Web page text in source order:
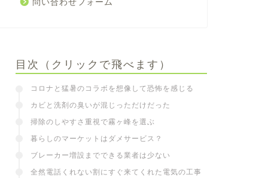
問い合わせフォーム
目次（クリックで飛べます）
コロナと猛暑のコラボを想像して恐怖を感じる
カビと洗剤の臭いが混じっただけだった
掃除のしやすさ重視で霧ヶ峰を選ぶ
暮らしのマーケットはダメサービス？
ブレーカー増設までできる業者は少ない
全然電話くれない割にすぐ来てくれた電気の工事